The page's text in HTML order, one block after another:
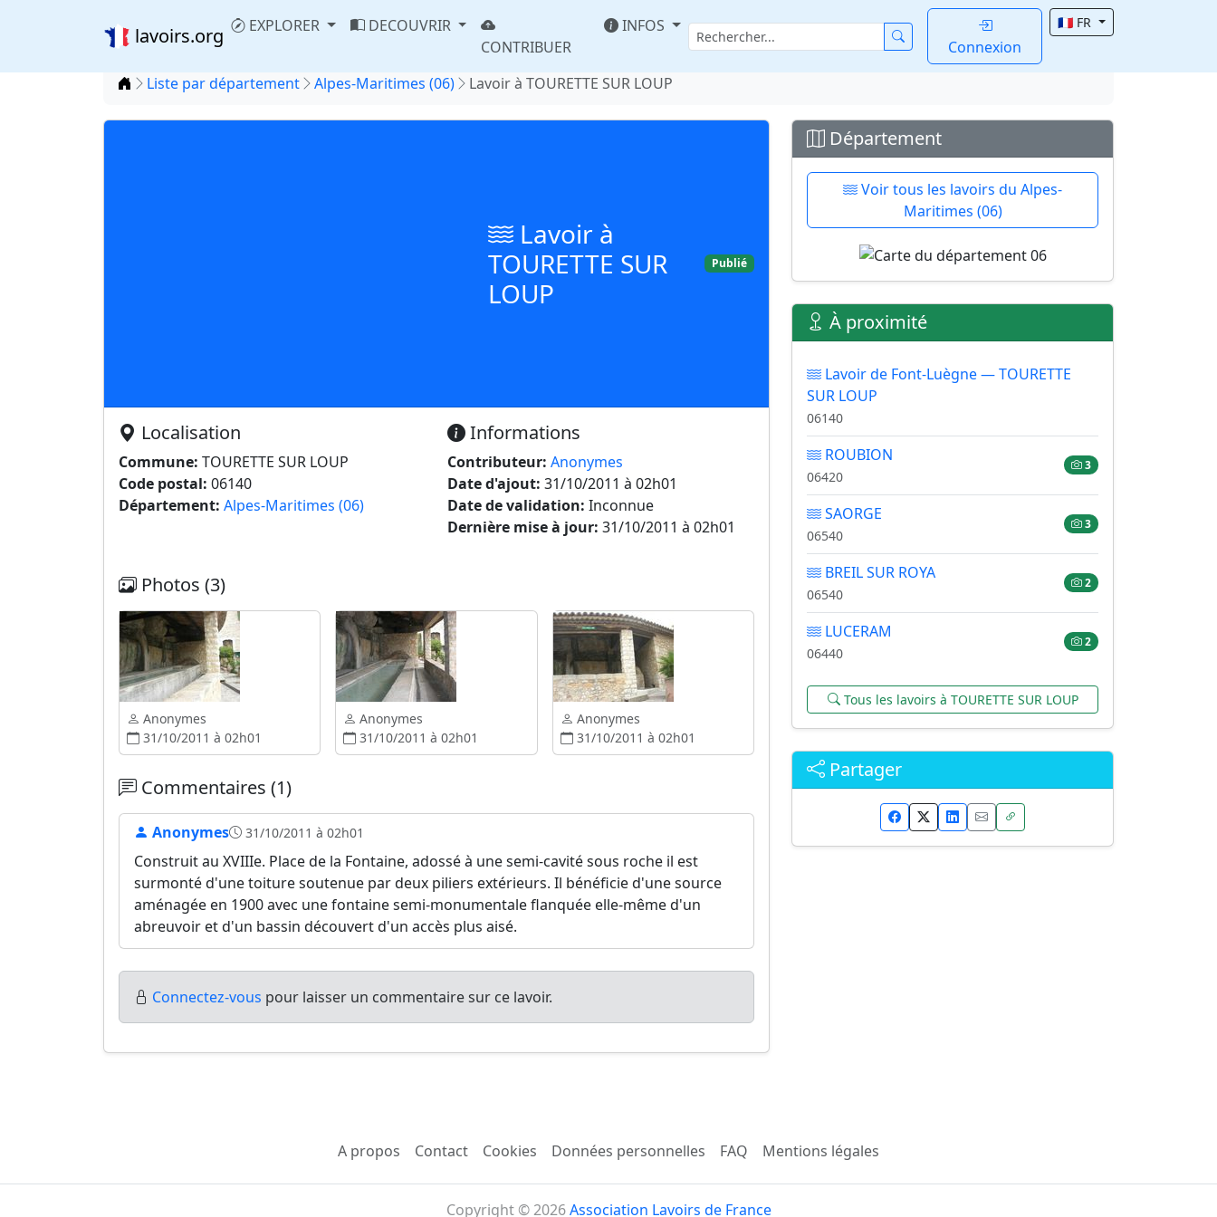
lavoirs.org EXPLORER
DECOUVRIR
CONTRIBUER
INFOS
Connexion
🇫🇷 FR
Accueil
Liste par département Alpes-Maritimes (06) Lavoir à TOURETTE SUR LOUP
Lavoir à
TOURETTE SUR
LOUP
Publié
Localisation
Commune: TOURETTE SUR LOUP
Code postal: 06140
Département: Alpes-Maritimes (06)
Informations
Contributeur: Anonymes
Date d'ajout: 31/10/2011 à 02h01
Date de validation: Inconnue
Dernière mise à jour: 31/10/2011 à 02h01
Photos (3)
Anonymes
31/10/2011 à 02h01
Anonymes
31/10/2011 à 02h01
Anonymes
31/10/2011 à 02h01
Commentaires (1)
Anonymes 31/10/2011 à 02h01
Construit au XVIIIe. Place de la Fontaine, adossé à une semi-cavité sous roche il est
surmonté d'une toiture soutenue par deux piliers extérieurs. Il bénéficie d'une source
aménagée en 1900 avec une fontaine semi-monumentale flanquée elle-même d'un
abreuvoir et d'un bassin découvert d'un accès plus aisé.
Connectez-vous pour laisser un commentaire sur ce lavoir.
Département
Voir tous les lavoirs du Alpes-
Maritimes (06)
À proximité
Lavoir de Font-Luègne — TOURETTE
SUR LOUP
06140
ROUBION
06420
3
SAORGE
06540
3
BREIL SUR ROYA
06540
2
LUCERAM
06440
2
Tous les lavoirs à TOURETTE SUR LOUP
Partager
A propos Contact Cookies Données personnelles FAQ Mentions légales
Copyright © 2026Association Lavoirs de France